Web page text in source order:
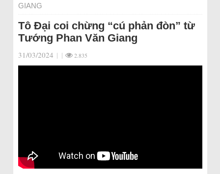
GIANG
Tô Đại coi chừng “cú phản đòn” từ
Tướng Phan Văn Giang
31/03/2024 | | 2.835